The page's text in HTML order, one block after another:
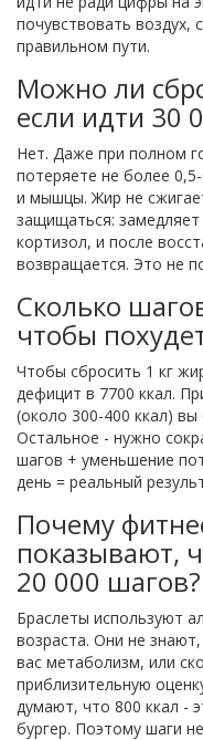
почувствовать воздух,
правильном пути.
Можно ли
если идти 30
Нет. Даже при полном
потеряете не более
и мышцы. Жир не
защищаться:
кортизол, и после
возвращается. Это не
Сколько
чтобы
Чтобы сбросить 1 кг
дефицит в 7700 ккал.
(около 300-400 ккал)
Остальное - нужно
шагов + уменьшение
день = реальный
Почему
показывают,
20 000 шагов?
Браслеты используют
возраста. Они не
вас метаболизм, или
приблизительную
думают, что 800 ккал -
бургер. Поэтому шаги